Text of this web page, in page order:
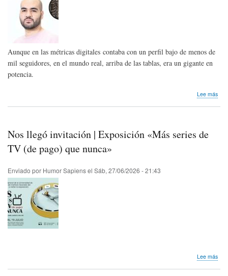
Aunque en las métricas digitales contaba con un perfil bajo de menos de
mil seguidores, en el mundo real, arriba de las tablas, era un gigante en
potencia.
Lee más
Nos llegó invitación | Exposición «Más series de
TV (de pago) que nunca»
Enviado por Humor Sapiensel Sáb, 27/06/2026 - 21:43
Lee más